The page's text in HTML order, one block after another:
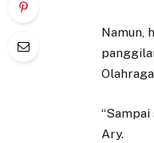
Namun,
Ary.